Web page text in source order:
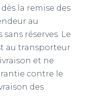
la remise des
au
réserves. Le
au transporteur
et ne
contre le
des